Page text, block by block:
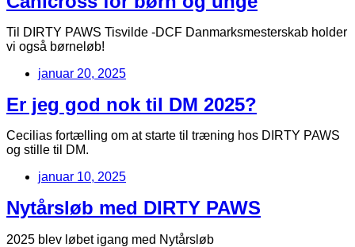
Til DIRTY PAWS Tisvilde -DCF Danmarksmesterskab holder
vi også børneløb!
januar 20, 2025
Er jeg god nok til DM 2025?
Cecilias fortælling om at starte til træning hos DIRTY PAWS
og stille til DM.
januar 10, 2025
Nytårsløb med DIRTY PAWS
2025 blev løbet igang med Nytårsløb